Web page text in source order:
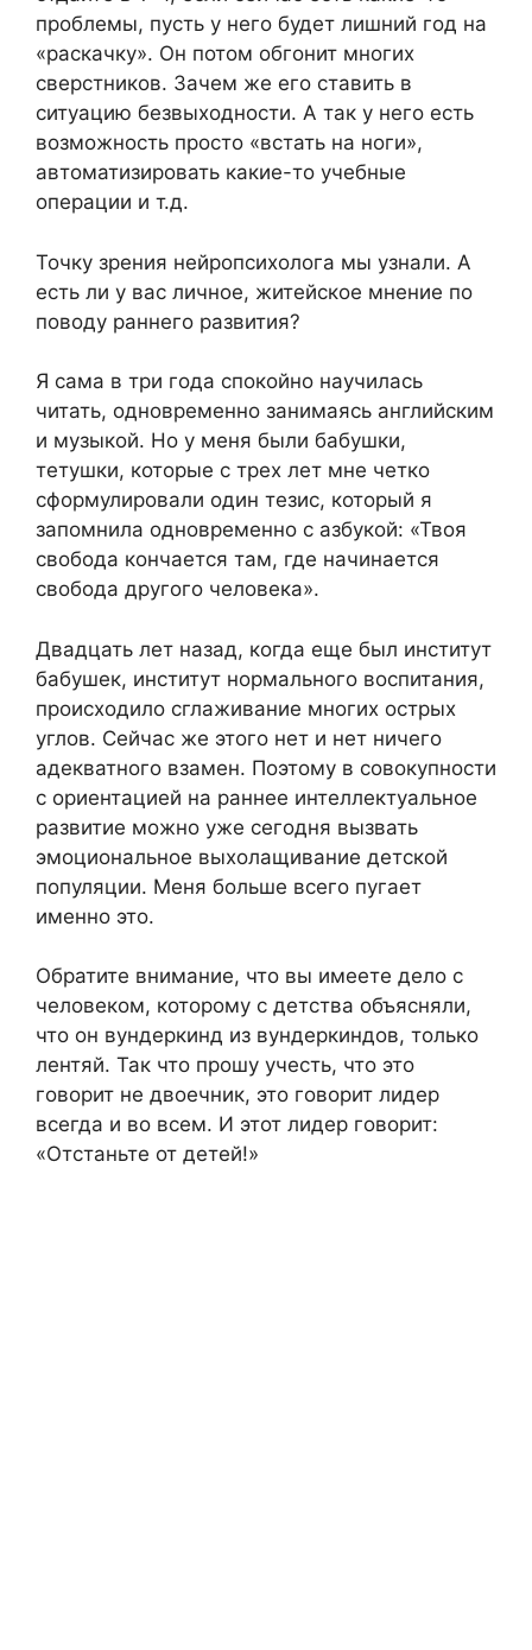
проблемы, пусть у него будет лишний год на
«раскачку». Он потом обгонит многих
сверстников. Зачем же его ставить в
ситуацию безвыходности. А так у него есть
возможность просто «встать на ноги»,
автоматизировать какие-то учебные
операции и т.д.
Точку зрения нейропсихолога мы узнали. А
есть ли у вас личное, житейское мнение по
поводу раннего развития?
Я сама в три года спокойно научилась
читать, одновременно занимаясь английским
и музыкой. Но у меня были бабушки,
тетушки, которые с трех лет мне четко
сформулировали один тезис, который я
запомнила одновременно с азбукой: «Твоя
свобода кончается там, где начинается
свобода другого человека».
Двадцать лет назад, когда еще был институт
бабушек, институт нормального воспитания,
происходило сглаживание многих острых
углов. Сейчас же этого нет и нет ничего
адекватного взамен. Поэтому в совокупности
с ориентацией на раннее интеллектуальное
развитие можно уже сегодня вызвать
эмоциональное выхолащивание детской
популяции. Меня больше всего пугает
именно это.
Обратите внимание, что вы имеете дело с
человеком, которому с детства объясняли,
что он вундеркинд из вундеркиндов, только
лентяй. Так что прошу учесть, что это
говорит не двоечник, это говорит лидер
всегда и во всем. И этот лидер говорит:
«Отстаньте от детей!»